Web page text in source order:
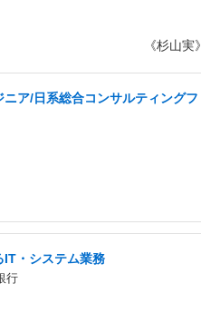
《杉山実》
ア/日系総合コンサルティングフ
IT・システム業務
行